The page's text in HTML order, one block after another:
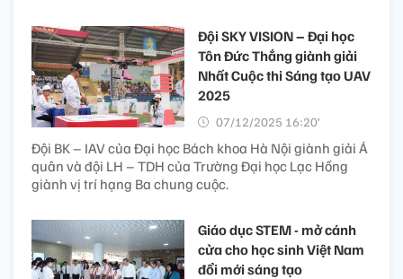
Đội SKY VISION – Đại học
Tôn Đức Thắng giành giải
Nhất Cuộc thi Sáng tạo UAV
2025
07/12/2025 16:20’
Đội BK – IAV của Đại học Bách khoa Hà Nội giành giải Á
quân và đội LH – TDH của Trường Đại học Lạc Hồng
giành vị trí hạng Ba chung cuộc.
Giáo dục STEM - mở cánh
cửa cho học sinh Việt Nam
đổi mới sáng tạo